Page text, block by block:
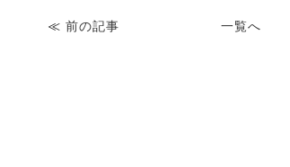
≪ 前の記事 一覧へ